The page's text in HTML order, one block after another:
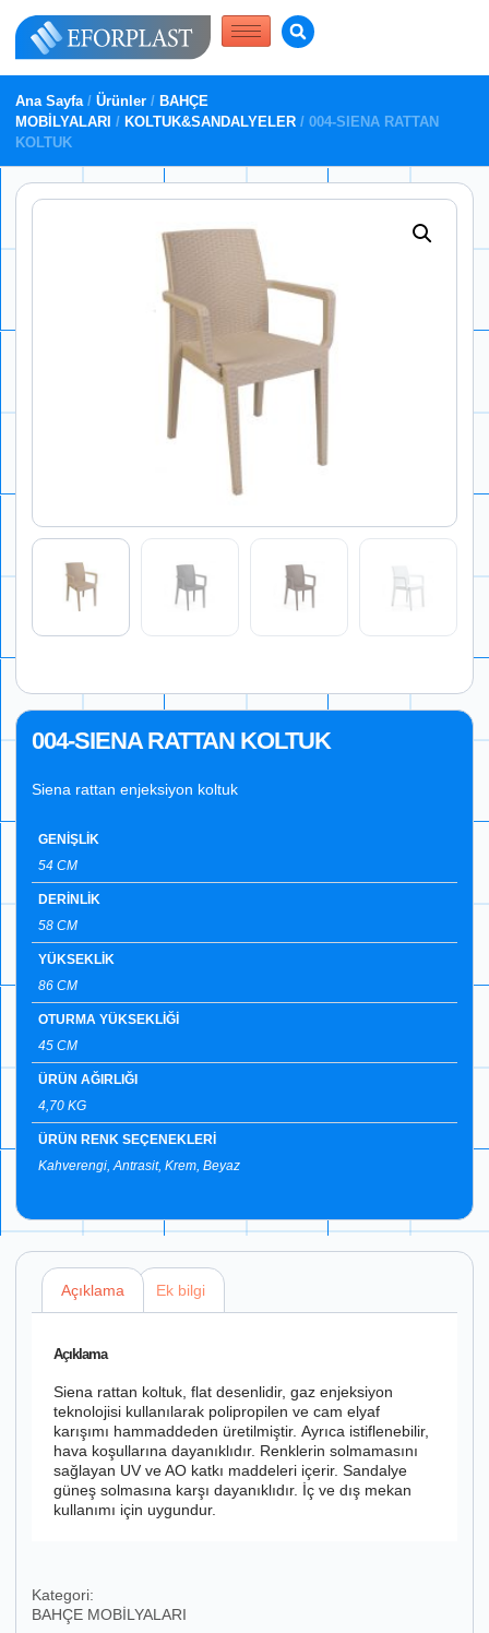
Ana Sayfa/ Ürünler / BAHÇE
MOBİLYALARI / KOLTUK&SANDALYELER / 004-SIENA RATTAN
KOLTUK
004-SIENA RATTAN KOLTUK
Siena rattan enjeksiyon koltuk
GENİŞLİK
54 CM
DERİNLİK
58 CM
YÜKSEKLİK
86 CM
OTURMA YÜKSEKLİĞİ
45 CM
ÜRÜN AĞIRLIĞI
4,70 KG
ÜRÜN RENK SEÇENEKLERİ
Kahverengi, Antrasit, Krem, Beyaz
Açıklama Ek bilgi
Açıklama
Siena rattan koltuk, flat desenlidir, gaz enjeksiyon
teknolojisi kullanılarak polipropilen ve cam elyaf
karışımı hammaddeden üretilmiştir. Ayrıca istiflenebilir,
hava koşullarına dayanıklıdır. Renklerin solmamasını
sağlayan UV ve AO katkı maddeleri içerir. Sandalye
güneş solmasına karşı dayanıklıdır. İç ve dış mekan
kullanımı için uygundur.
Kategori:
BAHÇE MOBİLYALARI